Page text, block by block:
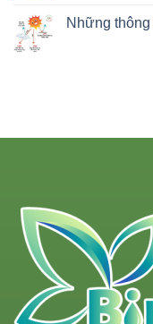
Những